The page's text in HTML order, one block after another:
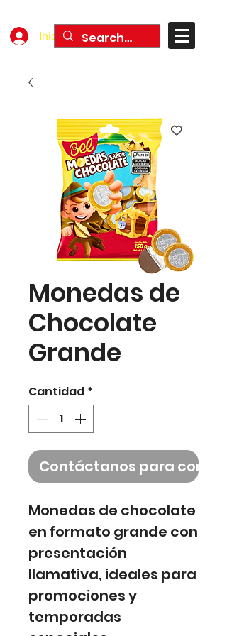
Iniciar sesión
Monedas de
Chocolate
Grande
Cantidad *
Contáctanos para
Monedas de chocolate
en formato grande con
presentación
llamativa, ideales para
promociones y
temporadas